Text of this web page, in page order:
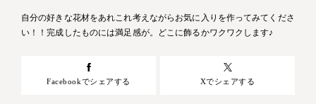
自分の好きな花材をあれこれ考えながらお気に入りを作ってみてくださ
い！！完成したものには満足感が。どこに飾るかワクワクします♪
Facebookでシェアする Xでシェアする